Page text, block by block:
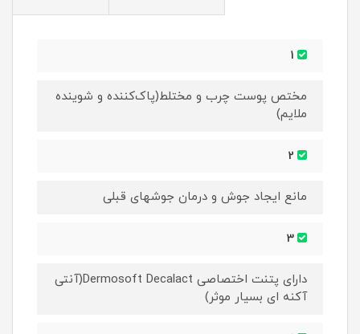
مختص پوست چرب و مختلط(پاک‌کننده و شوینده
ملایم)
مانع ایجاد جوش و درمان جوشهای قبلی
دارای پتنت اختصاصی Dermosoft Decalact(آنتی
آکنه ای بسیار موثر)